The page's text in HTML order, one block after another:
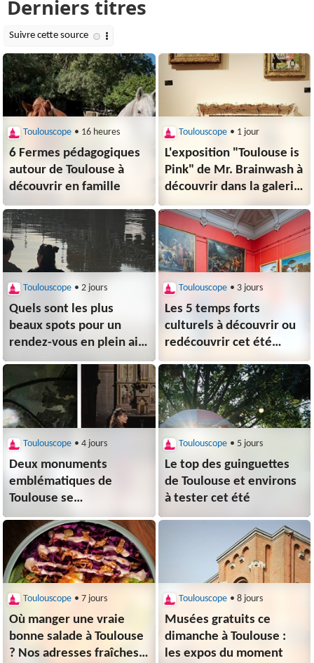
Toulouscope • 16 heures
6 Fermes pédagogiques
autour de Toulouse à
découvrir en famille
Toulouscope • 1 jour
L'exposition "Toulouse is
Pink" de Mr. Brainwash à
découvrir dans la galerie
In Arte Veritas
Toulouscope • 2 jours
Quels sont les plus
beaux spots pour un
rendez-vous en plein air
à Toulouse ?
Toulouscope • 3 jours
Les 5 temps forts
culturels à découvrir ou
redécouvrir cet été
à Toulouse
Toulouscope • 4 jours
Deux monuments
emblématiques de
Toulouse se
transforment en jeu de
piste nocturne cet été
Toulouscope • 5 jours
Le top des guinguettes
de Toulouse et environs
à tester cet été
Toulouscope • 7 jours
Où manger une vraie
bonne salade à Toulouse
? Nos adresses fraîches
Toulouscope • 8 jours
Musées gratuits ce
dimanche à Toulouse :
les expos du moment